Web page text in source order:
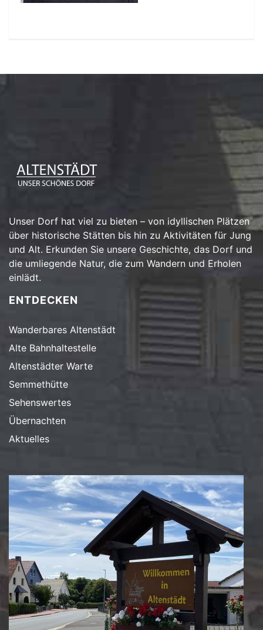
Unser Dorf hat viel zu bieten – von idyllischen Plätzen
über historische Stätten bis hin zu Aktivitäten für Jung
und Alt. Erkunden Sie unsere Geschichte, das Dorf und
die umliegende Natur, die zum Wandern und Erholen
einlädt.
ENTDECKEN
Wanderbares Altenstädt
Alte Bahnhaltestelle
Altenstädter Warte
Semmethütte
Sehenswertes
Übernachten
Aktuelles